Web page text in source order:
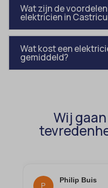
Wat zijn de
elektricien in
Wat kost een
gemiddeld?
Wij
P
Philip Buis
intercom-session-*
OptanonConsent
sessionId
wordpress_test_cookie
wp-settings-*
cc_cookie_accept
cli_cookie_consent
cookie_permission_granted
cookie-*
et-editing-post-*
et-saving-post-*